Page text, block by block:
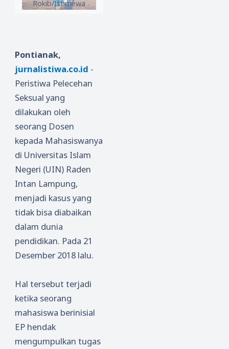
Rokib/Istimewa
Pontianak,
jurnalistiwa.co.id -
Peristiwa Pelecehan
Seksual yang
dilakukan oleh
seorang Dosen
kepada Mahasiswanya
di Universitas Islam
Negeri (UIN) Raden
Intan Lampung,
menjadi kasus yang
tidak bisa diabaikan
dalam dunia
pendidikan. Pada 21
Desember 2018 lalu.
Hal tersebut terjadi
ketika seorang
mahasiswa berinisial
EP hendak
mengumpulkan tugas